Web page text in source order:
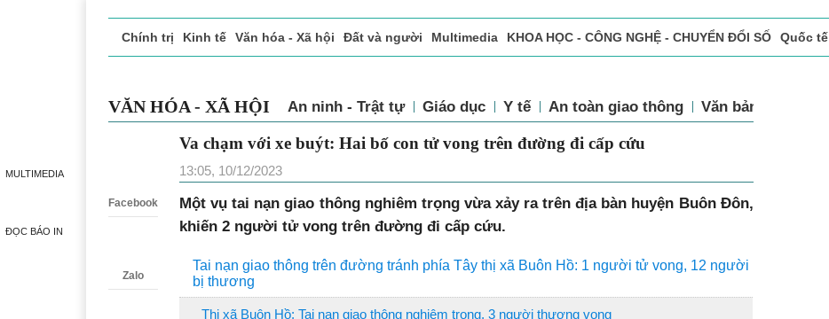
MULTIMEDIA
ĐỌC BÁO IN
Chính trị Kinh tế Văn hóa - Xã hội Đất và người Multimedia KHOA HỌC - CÔNG NGHỆ - CHUYỂN ĐỔI SỐ Quốc tế
VĂN HÓA - XÃ HỘI An ninh - Trật tự Giáo dục Y tế An toàn giao thông Văn bản luật
Facebook
Zalo
Va chạm với xe buýt: Hai bố con tử vong trên đường đi cấp cứu
13:05, 10/12/2023
Một vụ tai nạn giao thông nghiêm trọng vừa xảy ra trên địa bàn huyện Buôn Đôn,
khiến 2 người tử vong trên đường đi cấp cứu.
Tai nạn giao thông trên đường tránh phía Tây thị xã Buôn Hồ: 1 người tử vong, 12 người
bị thương
Thị xã Buôn Hồ: Tai nạn giao thông nghiêm trọng, 3 người thương vong